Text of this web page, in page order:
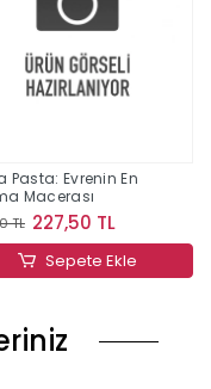
Pasta: Evrenin En
Macerası
TL 227,50 TL
Sepete Ekle